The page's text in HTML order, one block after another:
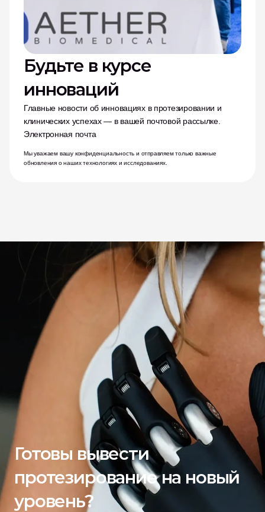
Будьте в курсе
инноваций
Главные новости об инновациях в протезировании и
клинических успехах — в вашей почтовой рассылке.
Электронная почта
Мы уважаем вашу конфиденциальность и отправляем только важные
обновления о наших технологиях и исследованиях.
Готовы вывести
протезирование на новый
уровень?